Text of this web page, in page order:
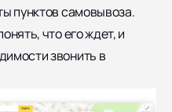
пунктов самовывоза.
что его ждет, и
звонить в